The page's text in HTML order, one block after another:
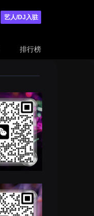
艺人/DJ入驻
排行榜